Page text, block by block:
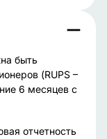
быть
(RUPS –
6 месяцев с
отчетность